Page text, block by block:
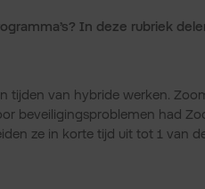
In deze rubriek
tijden van hybride werken.
beveiligingsproblemen had
ze in korte tijd uit tot 1 van